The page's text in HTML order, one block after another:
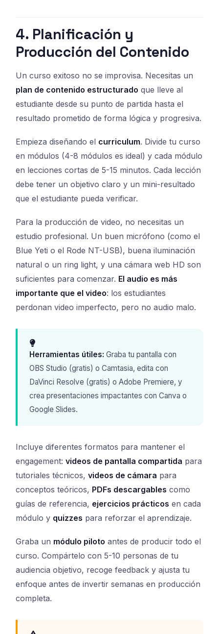
4. Planificación y
Producción del Contenido
Un curso exitoso no se improvisa. Necesitas un
plan de contenido estructurado que lleve al
estudiante desde su punto de partida hasta el
resultado prometido de forma lógica y progresiva.
Empieza diseñando el curriculum. Divide tu curso
en módulos (4-8 módulos es ideal) y cada módulo
en lecciones cortas de 5-15 minutos. Cada lección
debe tener un objetivo claro y un mini-resultado
que el estudiante pueda verificar.
Para la producción de video, no necesitas un
estudio profesional. Un buen micrófono (como el
Blue Yeti o el Rode NT-USB), buena iluminación
natural o un ring light, y una cámara web HD son
suficientes para comenzar. El audio es más
importante que el video: los estudiantes
perdonan video imperfecto, pero no audio malo.
Herramientas útiles: Graba tu pantalla con
OBS Studio (gratis) o Camtasia, edita con
DaVinci Resolve (gratis) o Adobe Premiere, y
crea presentaciones impactantes con Canva o
Google Slides.
Incluye diferentes formatos para mantener el
engagement: videos de pantalla compartida para
tutoriales técnicos, videos de cámara para
conceptos teóricos, PDFs descargables como
guías de referencia, ejercicios prácticos en cada
módulo y quizzes para reforzar el aprendizaje.
Graba un módulo piloto antes de producir todo el
curso. Compártelo con 5-10 personas de tu
audiencia objetivo, recoge feedback y ajusta tu
enfoque antes de invertir semanas en producción
completa.